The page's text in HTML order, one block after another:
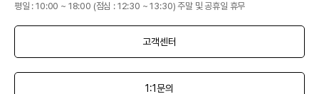
평일 : 10:00 ~ 18:00 (점심 : 12:30 ~ 13:30) 주말 및 공휴일 휴무
고객센터
1:1문의